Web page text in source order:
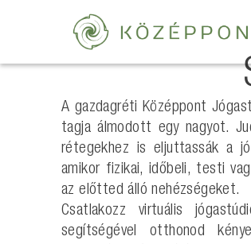
A gazdagréti Középpont
tagja álmodott egy nagyot.
rétegekhez is eljuttassák a
amikor fizikai, időbeli, testi
az előtted álló nehézségeket.
Csatlakozz virtuális
segítségével otthonod